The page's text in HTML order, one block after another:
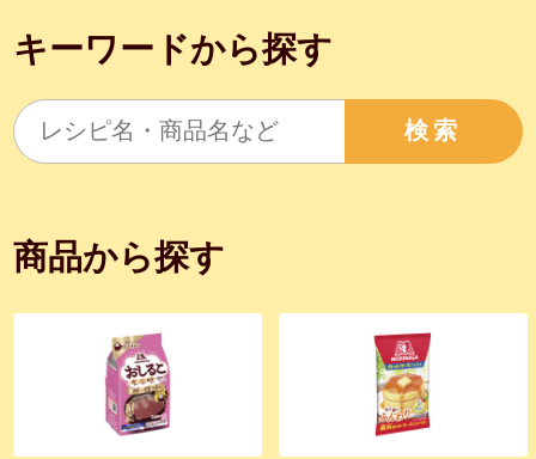
キーワードから探す
検索
商品から探す